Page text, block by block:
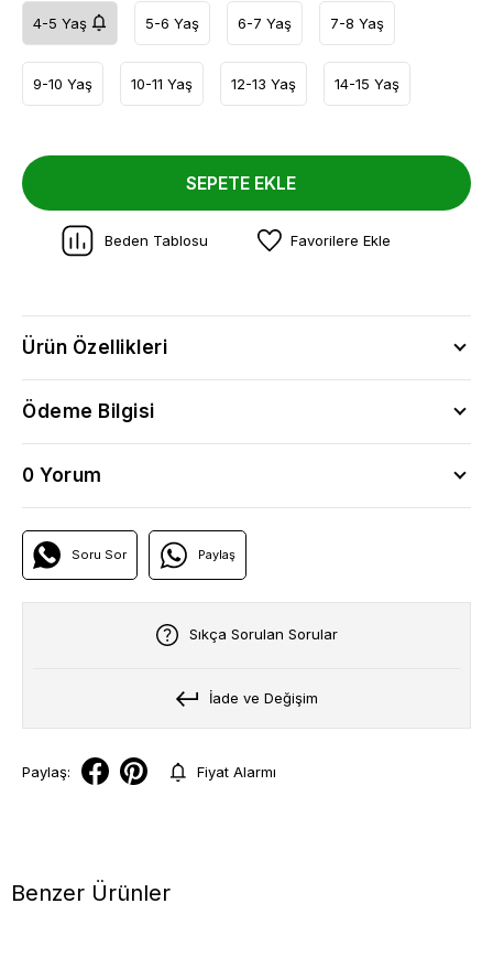
4-5 Yaş 5-6 Yaş 6-7 Yaş 7-8 Yaş
9-10 Yaş 10-11 Yaş 12-13 Yaş 14-15 Yaş
SEPETE EKLE
Beden Tablosu Favorilere Ekle
Ürün Özellikleri
Ödeme Bilgisi
0 Yorum
Soru Sor Paylaş
Sıkça Sorulan Sorular
İade ve Değişim
Paylaş: Fiyat Alarmı
Benzer Ürünler